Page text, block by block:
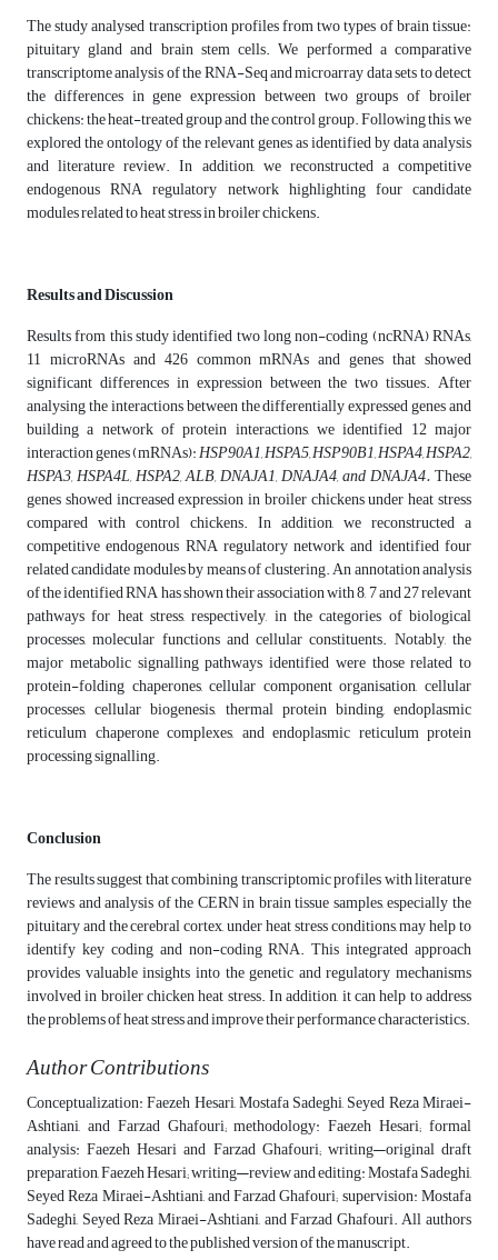
The study analysed transcription profiles from two types of brain tissue:
pituitary gland and brain stem cells. We performed a comparative
transcriptome analysis of the RNA-Seq and microarray data sets to detect
the differences in gene expression between two groups of broiler
chickens: the heat-treated group and the control group. Following this, we
explored the ontology of the relevant genes as identified by data analysis
and literature review. In addition, we reconstructed a competitive
endogenous RNA regulatory network highlighting four candidate
modules related to heat stress in broiler chickens.
Results and Discussion
Results from this study identified two long non-coding (ncRNA) RNAs,
11 microRNAs and 426 common mRNAs and genes that showed
significant differences in expression between the two tissues. After
analysing the interactions between the differentially expressed genes and
building a network of protein interactions, we identified 12 major
interaction genes (mRNAs):HSP90A1, HSPA5, HSP90B1, HSPA4, HSPA2,
HSPA3, HSPA4L, HSPA2, ALB, DNAJA1, DNAJA4, and DNAJA4.These
genes showed increased expression in broiler chickens under heat stress
compared with control chickens. In addition, we reconstructed a
competitive endogenous RNA regulatory network and identified four
related candidate modules by means of clustering. An annotation analysis
of the identified RNA has shown their association with 8, 7 and 27 relevant
pathways for heat stress, respectively, in the categories of biological
processes, molecular functions and cellular constituents. Notably, the
major metabolic signalling pathways identified were those related to
protein-folding chaperones, cellular component organisation, cellular
processes, cellular biogenesis, thermal protein binding, endoplasmic
reticulum chaperone complexes, and endoplasmic reticulum protein
processing signalling.
Conclusion
The results suggest that combining transcriptomic profiles with literature
reviews and analysis of the CERN in brain tissue samples, especially the
pituitary and the cerebral cortex, under heat stress conditions, may help to
identify key coding and non-coding RNA. This integrated approach
provides valuable insights into the genetic and regulatory mechanisms
involved in broiler chicken heat stress. In addition, it can help to address
the problems of heat stress and improve their performance characteristics.
Author Contributions
Conceptualization: Faezeh Hesari, Mostafa Sadeghi, Seyed Reza Miraei-
Ashtiani, and Farzad Ghafouri; methodology: Faezeh Hesari; formal
analysis: Faezeh Hesari and Farzad Ghafouri; writing—original draft
preparation, Faezeh Hesari; writing—review and editing: Mostafa Sadeghi,
Seyed Reza Miraei-Ashtiani, and Farzad Ghafouri; supervision: Mostafa
Sadeghi, Seyed Reza Miraei-Ashtiani, and Farzad Ghafouri. All authors
have read and agreed to the published version of the manuscript.